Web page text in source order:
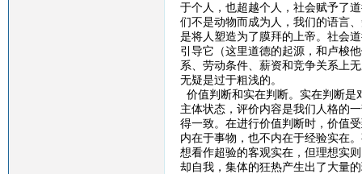
于个人，也超越个人，社会赋予了
们不是动物而成为人，我们的语言
是将人塑造为了膜拜的上帝。社会
引导它（这里道德的起源，和卢梭
系、劳动条件、薪资和竞争关系上
无疑是过于粗浅的。
价值判断和实在判断。实在判断是
主体状态，评价内容是我们人格的
得一致。在进行价值判断时，价值
内在于事物，也不内在于经验实在
想看作超验的客观实在，但理想实
却自我，集体的狂热产生出了大量